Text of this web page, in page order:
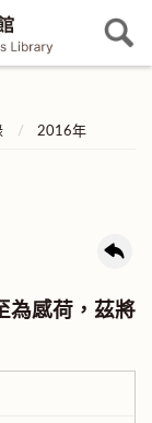
2016年
為感荷，茲將